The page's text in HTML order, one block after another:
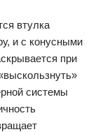
втулка
и с конусными
при
системы